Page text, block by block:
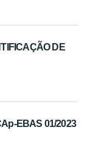
DE
EBAS 01/2023